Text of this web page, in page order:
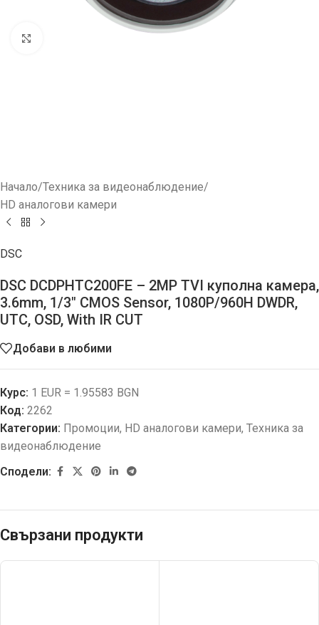
Начало/Техника за видеонаблюдение/
HD aналогови камери
DSC
DSC DCDPHTC200FE – 2MP TVI куполна камера,
3.6mm, 1/3″ CMOS Sensor, 1080P/960H DWDR,
UTC, OSD, With IR CUT
Добави в любими
Курс: 1 EUR = 1.95583 BGN
Код: 2262
Категории: Промоции, HD aналогови камери, Техника за
видеонаблюдение
Сподели:
Свързани продукти